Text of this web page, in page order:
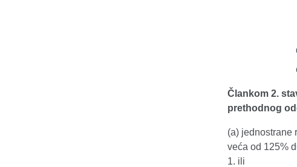
Člankom 2.
prethodnog
(a) jednostrane
veća od 125%
1. ili